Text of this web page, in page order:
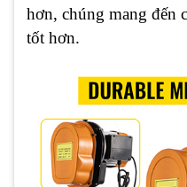
hơn, chúng mang đến
tốt hơn.